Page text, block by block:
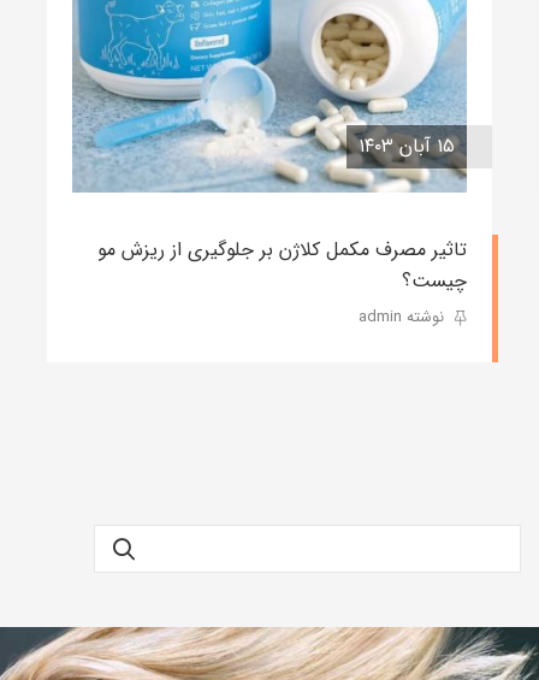
۱۵ آبان ۱۴۰۳
تاثیر مصرف مکمل کلاژن بر جلوگیری از ریزش مو
چیست؟
نوشته admin